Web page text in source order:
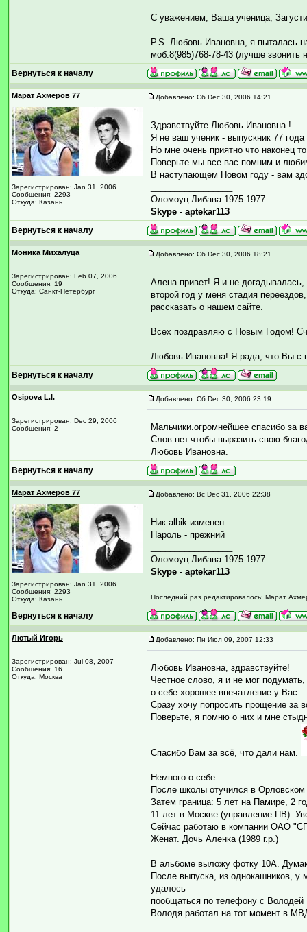
С уважением, Ваша ученица,
P.S. Любовь Ивановна, я пыталась
моб.8(985)768-78-43 (лучше звонить
Вернуться к началу
Марат Ахмеров 77
Зарегистрирован: Jan 31, 2006
Сообщения: 2293
Откуда: Казань
Добавлено: Сб Dec 30, 2006 14:21
Здравствуйте Любовь Ивановна !
Я не ваш ученик - выпускник 77 года
Но мне очень приятно что наконец
Поверьте мы все вас помним и
В наступающем Новом году - вам
Оломоуц Либава 1975-1977
Skype - aptekar113
Вернуться к началу
Моника Михалуца
Зарегистрирован: Feb 07, 2006
Сообщения: 19
Откуда: Санкт-Петербург
Добавлено: Сб Dec 30, 2006 18:21
Алена привет! Я и не
второй год у меня стадия
рассказать о нашем сайте.
Всех поздравляю с Новым Годом!
Любовь Ивановна! Я рада, что Вы с
Вернуться к началу
Osipova L.I.
Зарегистрирован: Dec 29, 2006
Сообщения: 2
Добавлено: Сб Dec 30, 2006 23:19
Мальчики.огромнейшее спасибо за
Слов нет.чтобы выразить свою
Любовь Ивановна.
Вернуться к началу
Марат Ахмеров 77
Зарегистрирован: Jan 31, 2006
Сообщения: 2293
Откуда: Казань
Добавлено: Вс Dec 31, 2006 22:38
Ник albik изменен
Пароль - прежний
Оломоуц Либава 1975-1977
Skype - aptekar113
Последний раз редактировалось: Марат
Вернуться к началу
Лютый Игорь
Зарегистрирован: Jul 08, 2007
Сообщения: 16
Откуда: Москва
Добавлено: Пн Июл 09, 2007 12:33
Любовь Ивановна, здравствуйте!
Честное слово, я и не мог подумать,
о себе хорошее впечатление у Вас.
Сразу хочу попросить прощение за
Поверьте, я помню о них и мне
Спасибо Вам за всё, что дали нам.
Немного о себе.
После школы отучился в
Затем граница: 5 лет на Памире, 2
11 лет в Москве (управление ПВ).
Сейчас работаю в компании ОАО
Женат. Дочь Аленка (1989 г.р.)
В альбоме выложу фотку 10А.
После выпуска, из однокашников, у
удалось
пообщаться по телефону с
Володя работал на тот момент в